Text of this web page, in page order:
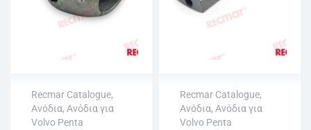
Recmar Catalogue,
Ανόδια, Ανόδια για
Volvo Penta
Άμεση αποστολή
Recmar Catalogue,
Ανόδια, Ανόδια για
Volvo Penta
Άμεση αποστολή